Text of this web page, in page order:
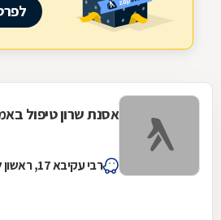
אסנת שרון טיפול
רבי עקיבא 17, ראשון לציון